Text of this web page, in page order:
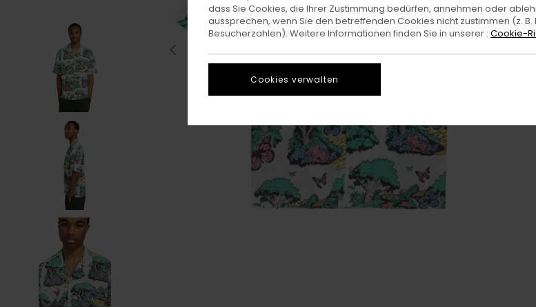
dass Sie Cookies, die Ihrer Zustimmung bedürfen, annehmen oder
aussprechen, wenn Sie den betreffenden Cookies nicht zustimmen (z.
Besucherzahlen). Weitere Informationen finden Sie in unserer : Cookie-
Cookies verwalten